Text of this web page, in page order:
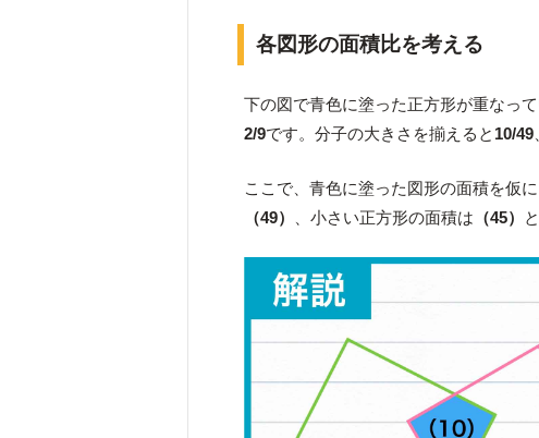
各図形の面積比を考える
下の図で青色に塗った正方形が重なっ
2/9です。分子の大きさを揃えると 10/49
ここで、青色に塗った図形の面積を仮に
（49）
、小さい正方形の面積は （45）